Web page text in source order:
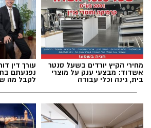
אלדה נתנאל / 10:02 07.08.26
תגים:קורסים חדשים לתושבי
מחירי הקיץ יורדים בשעל סנטר
אשדוד: מבצעי ענק על מוצרי
בית, גינה וכלי עבודה
עורך דין
נפגעתם
לקבל מה